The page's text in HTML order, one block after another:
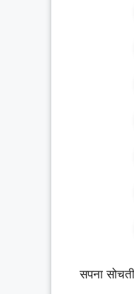
सपना